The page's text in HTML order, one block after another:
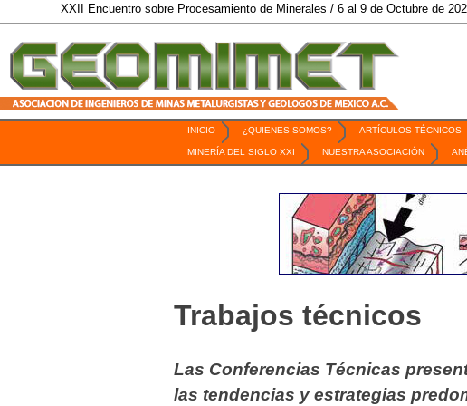
Encuentro sobre Procesamiento de Minerales / 6 al 9 de Octubre de 2026 / San Luis
INICIO ¿QUIENES SOMOS? ARTÍCULOS TÉCNICOS
MINERÍA DEL SIGLO XXI NUESTRA ASOCIACIÓN
Trabajos técnicos
Las Conferencias Técnicas
las tendencias y estrategias